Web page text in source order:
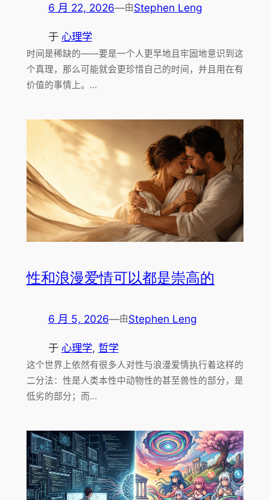
6 月 22, 2026—由Stephen Leng
于 心理学
时间是稀缺的——要是一个人更早地且牢固地意识到这
个真理，那么可能就会更珍惜自己的时间，并且用在有
价值的事情上。…
性和浪漫爱情可以都是崇高的
6 月 5, 2026—由Stephen Leng
于 心理学, 哲学
这个世界上依然有很多人对性与浪漫爱情执行着这样的
二分法：性是人类本性中动物性的甚至兽性的部分，是
低劣的部分；而…